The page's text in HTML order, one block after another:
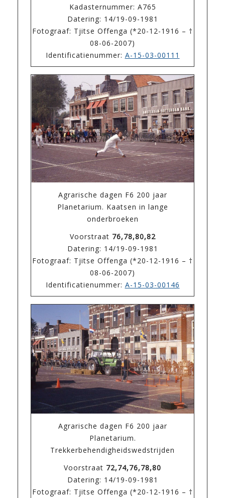
Kadasternummer: A765
Datering: 14/19-09-1981
Fotograaf: Tjitse Offenga (*20-12-1916 – †
08-06-2007)
Identificatienummer: A-15-03-00111
Agrarische dagen F6 200 jaar
Planetarium. Kaatsen in lange
onderbroeken
Voorstraat 76,78,80,82
Datering: 14/19-09-1981
Fotograaf: Tjitse Offenga (*20-12-1916 – †
08-06-2007)
Identificatienummer: A-15-03-00146
Agrarische dagen F6 200 jaar
Planetarium.
Trekkerbehendigheidswedstrijden
Voorstraat 72,74,76,78,80
Datering: 14/19-09-1981
Fotograaf: Tjitse Offenga (*20-12-1916 – †